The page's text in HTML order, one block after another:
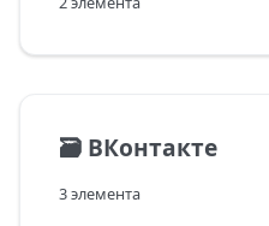
🗃️ ВКонтакте
3 элемента